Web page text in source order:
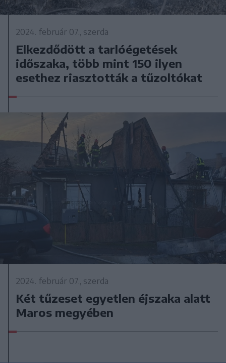
2024. február 07., szerda
Elkezdődött a tarlóégetések
időszaka, több mint 150 ilyen
esethez riasztották a tűzoltókat
2024. február 07., szerda
Két tűzeset egyetlen éjszaka alatt
Maros megyében